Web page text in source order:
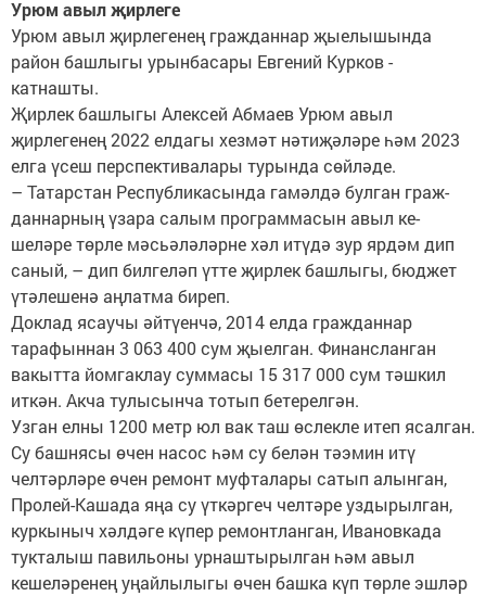
Урюм авыл җирлеге
Урюм авыл җирлегенең гражданнар җыелышында
район башлыгы урынбасары Евгений Курков ­
катнашты.
Җирлек башлыгы Алексей Абмаев Урюм авыл
җирлегенең 2022 елдагы хезмәт нәтиҗәләре һәм 2023
елга үсеш перспективалары турында сөйләде.
– Татарстан Республи­касында гамәлдә ­булган граж­
даннарның үза­ра салым программасын авыл ке­
шеләре төрле мәсь­әлә­ләрне хәл итүдә зур ярдәм дип
саный, – дип билгеләп үтте җирлек башлыгы, бюджет
үтәлешенә аңлатма биреп.
Доклад ясаучы әйтүенчә, 2014 елда гражданнар
тарафыннан 3 063 400 сум җыелган. Финансланган
вакытта йомгаклау суммасы 15 317 000 сум тәшкил
иткән. Акча тулысынча ­тотып бетерелгән.
Узган елны 1200 метр юл вак таш өслекле итеп ясалган.
Су башнясы өчен насос һәм су белән тәэмин итү
челтәрләре өчен ремонт муфталары сатып алынган,
Пролей-Кашада яңа су үткәргеч челтәре уздырылган,
куркыныч хәлдәге күпер ремонтланган, Ивановкада
тукталыш павильоны урнаштырылган һәм авыл
кешеләренең уңайлылыгы өчен башка күп төрле эшләр